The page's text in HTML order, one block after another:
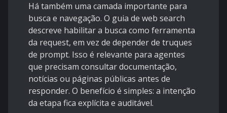
Há também uma camada importante para
busca e navegação. O guia de web search
descreve habilitar a busca como ferramenta
da request, em vez de depender de truques
de prompt. Isso é relevante para agentes
que precisam consultar documentação,
notícias ou páginas públicas antes de
responder. O benefício é simples: a intenção
da etapa fica explícita e auditável.